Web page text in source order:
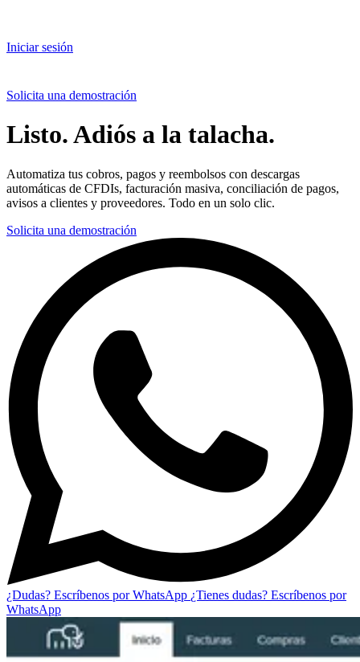
Iniciar sesión
Solicita una demostración
Listo. Adiós a la talacha.
Automatiza tus cobros, pagos y reembolsos con descargas
automáticas de CFDIs, facturación masiva, conciliación de pagos,
avisos a clientes y proveedores. Todo en un solo clic.
Solicita una demostración
¿Dudas? Escríbenos por WhatsApp ¿Tienes dudas? Escríbenos por
WhatsApp